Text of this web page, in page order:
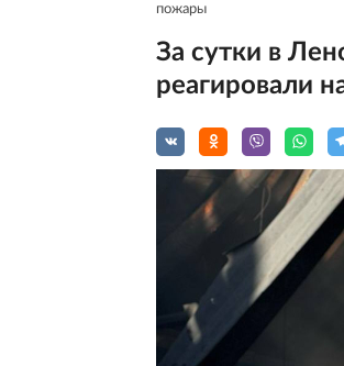
пожары
За сутки в
реагировали